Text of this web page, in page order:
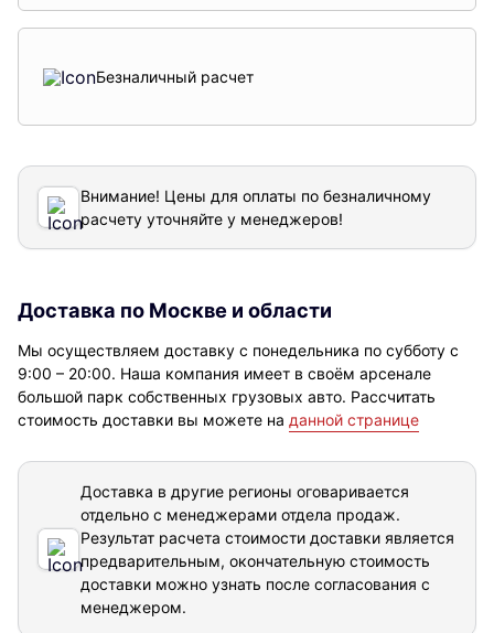
Безналичный расчет
Внимание! Цены для оплаты по безналичному
расчету уточняйте у менеджеров!
Доставка по Москве и области
Мы осуществляем доставку с понедельника по субботу с
9:00 – 20:00. Наша компания имеет в своём арсенале
большой парк собственных грузовых авто. Рассчитать
стоимость доставки вы можете на данной странице
Доставка в другие регионы оговаривается
отдельно с менеджерами отдела продаж.
Результат расчета стоимости доставки является
предварительным, окончательную стоимость
доставки можно узнать после согласования с
менеджером.